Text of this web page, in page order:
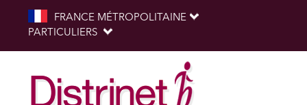
FRANCE MÉTROPOLITAINE
PARTICULIERS